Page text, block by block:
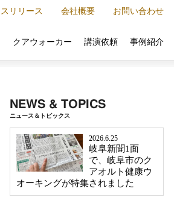
クアウォーカー 講演依頼 事例紹介
リリース 会社概要 お問い合わせ
NEWS & TOPICS
ニュース＆トピックス
2026.6.25
岐阜新聞1面
で、岐阜市のク
アオルト健康ウ
オーキングが特集されました